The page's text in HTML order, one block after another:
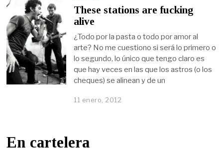
These stations are fucking
alive
¿Todo por la pasta o todo por amor al
arte? No me cuestiono si será lo primero o
lo segundo, lo único que tengo claro es
que hay veces en las que los astros (o los
cheques) se alinean y de un
11 enero, 2012
En cartelera